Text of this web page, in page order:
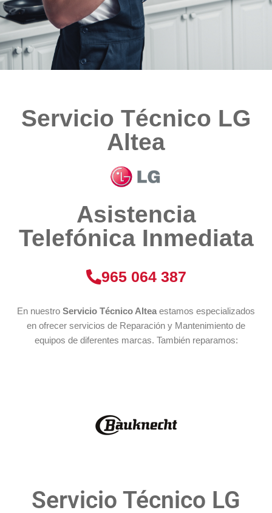
Servicio Técnico LG
Altea
Asistencia
Telefónica Inmediata​​
965 064 387
En nuestro Servicio Técnico Alteaestamos especializados
en ofrecer servicios de Reparación y Mantenimiento de
equipos de diferentes marcas. También reparamos:
Servicio Técnico LG